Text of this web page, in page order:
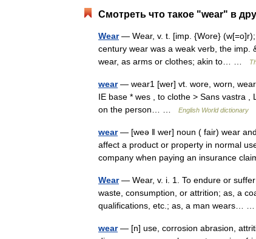
Смотреть что такое "wear" в
Wear— Wear, v. t. [imp. {Wore}
century wear was a weak verb, the imp.
wear, as arms or clothes; akin to… …
wear— wear1 [wer] vt. wore, worn,
IE base * wes , to clothe > Sans vastra
on the person… …
English World dictionary
wear— [weə ǁ wer] noun ( fair) wear
affect a product or property in normal
company when paying an insurance
Wear— Wear, v. i. 1. To endure or
waste, consumption, or attrition; as, a
qualifications, etc.; as, a man wears…
wear— [n] use, corrosion abrasion,